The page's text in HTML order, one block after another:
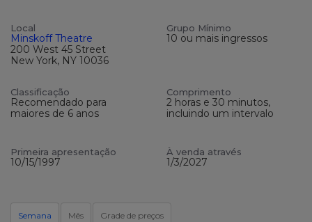
Local
Minskoff Theatre
200 West 45 Street
New York, NY 10036
Grupo Mínimo
10 ou mais ingressos
Classificação
Recomendado para
maiores de 6 anos
Comprimento
2 horas e 30 minutos,
incluindo um intervalo
Primeira apresentação
10/15/1997
À venda através
1/3/2027
Semana Mês Grade de preços